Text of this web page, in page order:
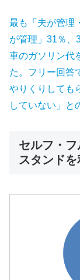
最も「夫が管理
が管理」31％、
車のガソリン代
た。フリー回答
やりくりしても
していない」と
セルフ・
スタンド